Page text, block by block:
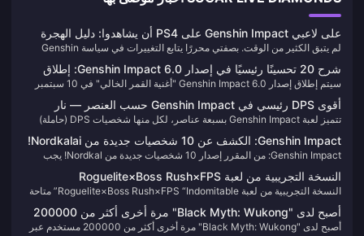
على لاعبي Genshin Impact على PS4 أن يشاهدوا: دليل الهجرة
المثالي قبل إيقاف الخدمة في عام 2026
لم يتبق الكثير من الوقت. بصفتي محررًا يتابع التغييرات في سياسة Genshin
PS4 هذه يمثل تحديًا كبيرًا للعديد من اللاعبين. لكن لا داعي للذعر، دعنا نتعامل مع
الأمر خطوة بخطوة.
شرح 20 تحسينًا رئيسيًا في إصدار Genshin Impact 6.0: إطلاق
ميزة قفل مجموعات الآثار، وفعاليات الحكايات أصبحت دائمة رسميًا!
سيتم إطلاق إصدار Genshin Impact 6.0 "أغنية القمر الخالي" في 10 سبتمبر
الحكايات دائمة، وتوسيع سعة الحقيبة إلى 2400، وإعدادات مسبقة للفرق في
الهاوية.
أقوى DPS رئيسي في Genshin Impact حسب العنصر — نار
شرسة، جليد لا جدال فيه!
تتميز لعبة Genshin Impact بسبعة عناصر، لكل منها شخصيات DPS (حاملة)
Genshin Impact: الكشف عن 10 شخصيات جديدة من Nordkalai!
لافتة مزدوجة يجب الحصول عليها!
Genshin Impact: من المقرر إصدار 10 شخصيات جديدة من Nordkal! يجب
في 5.8!
النسخة التجريبية من لعبة Roguelite×Boss Rush×FPS
“Indomitable” متاحة على الإنترنت اليوم
النسخة التجريبية من لعبة Roguelite×Boss Rush×FPS “Indomitable” متاحة
على الإنترنت اليوم
أصبح لدى "Black Myth: Wukong" مرة أخرى أكثر من 200000
مستخدم عبر الإنترنت على Steam بعد شهرين
أصبح لدى "Black Myth: Wukong" مرة أخرى أكثر من 200000 مستخدم عبر